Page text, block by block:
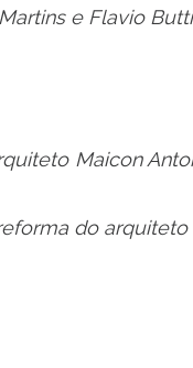
Maicon